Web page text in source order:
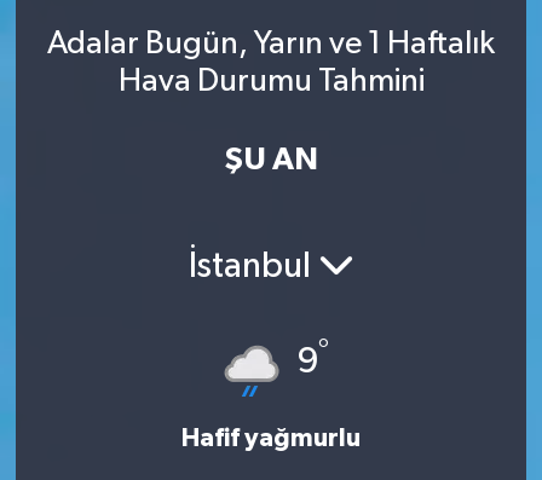
Adalar Bugün, Yarın ve 1 Haftalık
Hava Durumu Tahmini
ŞU AN
İstanbul
9°
Hafif yağmurlu
Erasmus
Süper Lig Puan Durumu ve Fikstür
Son Dakika Haberleri